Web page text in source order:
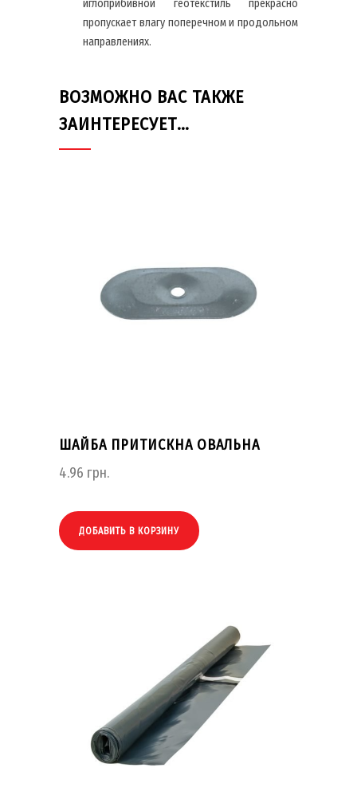
иглоприбивной геотекстиль прекрасно
пропускает влагу поперечном и продольном
направлениях.
ВОЗМОЖНО ВАС ТАКЖЕ
ЗАИНТЕРЕСУЕТ…
ШАЙБА ПРИТИСКНА ОВАЛЬНА
4.96 грн.
ДОБАВИТЬ В КОРЗИНУ